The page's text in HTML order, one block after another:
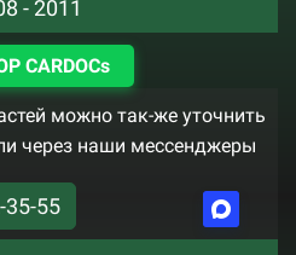
- 2011
CARDOCs
можно так-же уточнить
через наши мессенджеры
35-55